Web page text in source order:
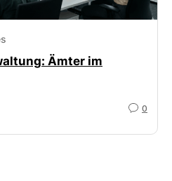
Ämter im
0